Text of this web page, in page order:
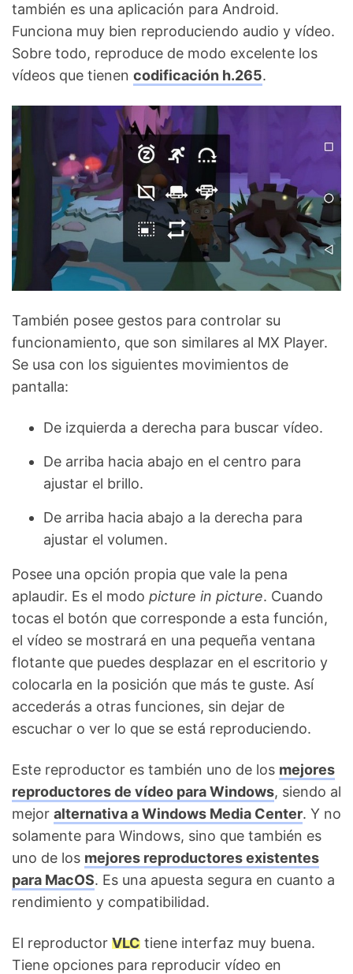
también es una aplicación para Android.
Funciona muy bien reproduciendo audio y vídeo.
Sobre todo, reproduce de modo excelente los
vídeos que tienen codificación h.265.
También posee gestos para controlar su
funcionamiento, que son similares al MX Player.
Se usa con los siguientes movimientos de
pantalla:
De izquierda a derecha para buscar vídeo.
De arriba hacia abajo en el centro para
ajustar el brillo.
De arriba hacia abajo a la derecha para
ajustar el volumen.
Posee una opción propia que vale la pena
aplaudir. Es el modo picture in picture. Cuando
tocas el botón que corresponde a esta función,
el vídeo se mostrará en una pequeña ventana
flotante que puedes desplazar en el escritorio y
colocarla en la posición que más te guste. Así
accederás a otras funciones, sin dejar de
escuchar o ver lo que se está reproduciendo.
Este reproductor es también uno de los mejores
reproductores de vídeo para Windows, siendo al
mejor alternativa a Windows Media Center. Y no
solamente para Windows, sino que también es
uno de los mejores reproductores existentes
para MacOS. Es una apuesta segura en cuanto a
rendimiento y compatibilidad.
El reproductor VLC tiene interfaz muy buena.
Tiene opciones para reproducir vídeo en